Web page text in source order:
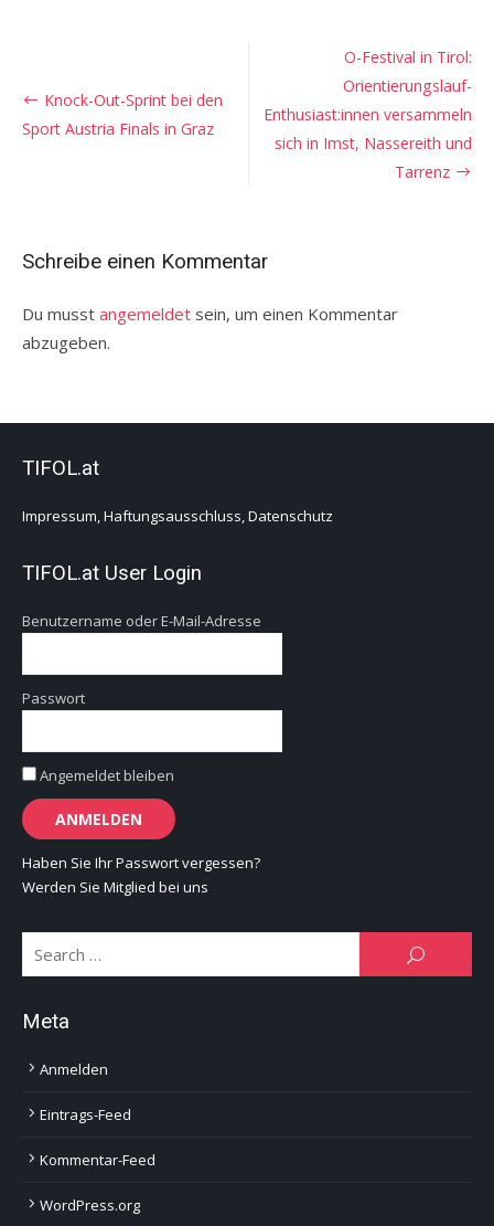
O-Festival in Tirol:
Orientierungslauf-
Enthusiast:innen versammeln
sich in Imst, Nassereith und
Tarrenz
Knock-Out-Sprint bei den
Sport Austria Finals in Graz
Schreibe einen Kommentar
Du musst angemeldet sein, um einen Kommentar
abzugeben.
TIFOL.at
Impressum, Haftungsausschluss, Datenschutz
TIFOL.at User Login
Benutzername oder E-Mail-Adresse
Passwort
Angemeldet bleiben
Haben Sie Ihr Passwort vergessen?
Werden Sie Mitglied bei uns
SEARCH
Meta
Anmelden
Eintrags-Feed
Kommentar-Feed
WordPress.org